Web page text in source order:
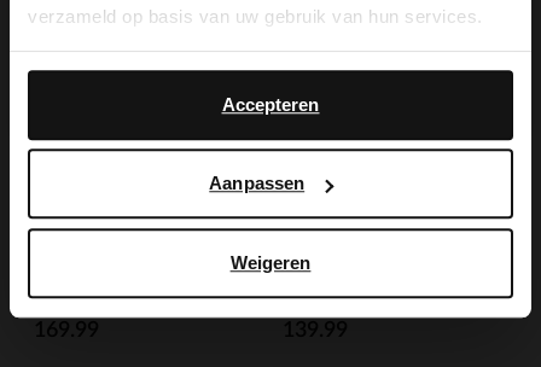
verzameld op basis van uw gebruik van hun services.
Accepteren
Aanpassen
Weigeren
169.99
Manfield
English